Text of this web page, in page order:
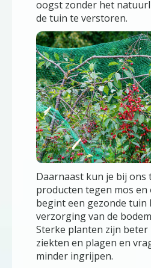
oogst zonder het
de tuin te verstoren.
Daarnaast kun je bij ons
producten tegen mos en
begint een gezonde tuin
verzorging van de
Sterke planten zijn beter
ziekten en plagen en
minder ingrijpen.